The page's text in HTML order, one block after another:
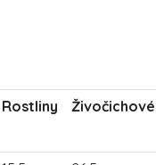
Rostliny Živočichové